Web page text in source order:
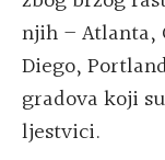
njih – Atlanta,
Diego,
gradova koji
ljestvici.